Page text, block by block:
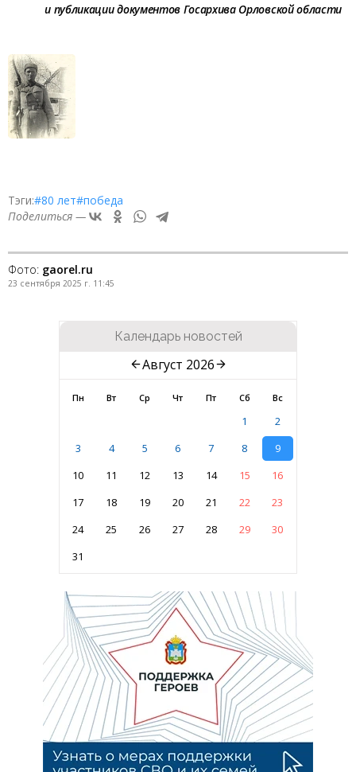
и публикации документов Госархива Орловской области
Тэги:#80 лет#победа
Поделиться —
Фото: gaorel.ru
23 сентября 2025 г. 11:45
Календарь новостей
Август 2026
Пн Вт Ср Чт Пт Сб Вс
1
2
3
4 5 6 7 8
9
10
11 12 13 14 15
16
17
18 19 20 21 22
23
24
25 26 27 28 29
30
31